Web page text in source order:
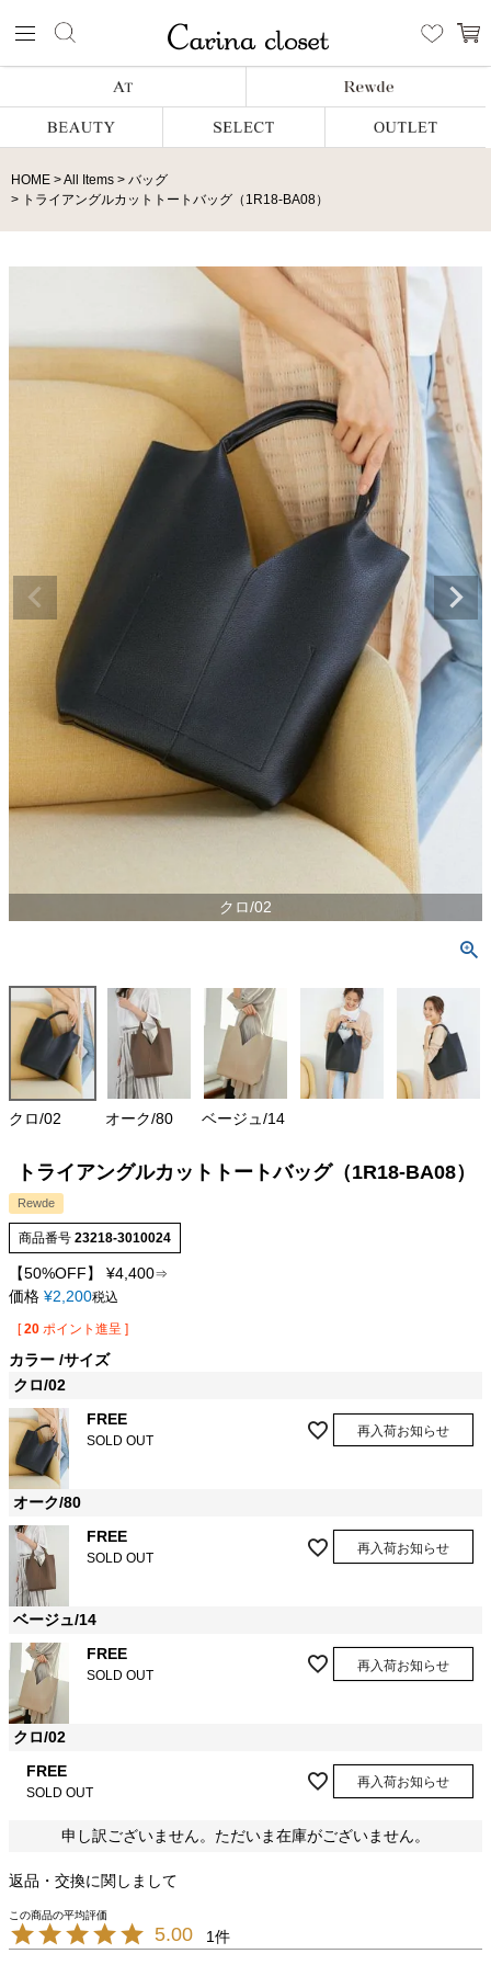
HOME All Items
バッグ
トライアングルカットトートバッグ（1R18-BA08）
クロ/02
クロ/02 オーク/80 ベージュ/14
トライアングルカットトートバッグ（1R18-BA08）
Rewde
商品番号 23218-3010024
【50%OFF】 ¥4,400⇒
価格 ¥2,200税込
[ 20 ポイント進呈 ]
カラー サイズ
クロ/02
FREE
SOLD OUT
再入荷お知らせ
オーク/80
FREE
SOLD OUT
再入荷お知らせ
ベージュ/14
FREE
SOLD OUT
再入荷お知らせ
クロ/02
FREE
SOLD OUT
再入荷お知らせ
申し訳ございません。ただいま在庫がございません。
返品・交換に関しまして
5.00 1